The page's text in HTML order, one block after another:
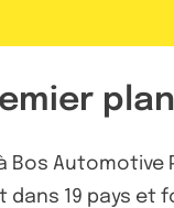
à Bos
dans 19 pays